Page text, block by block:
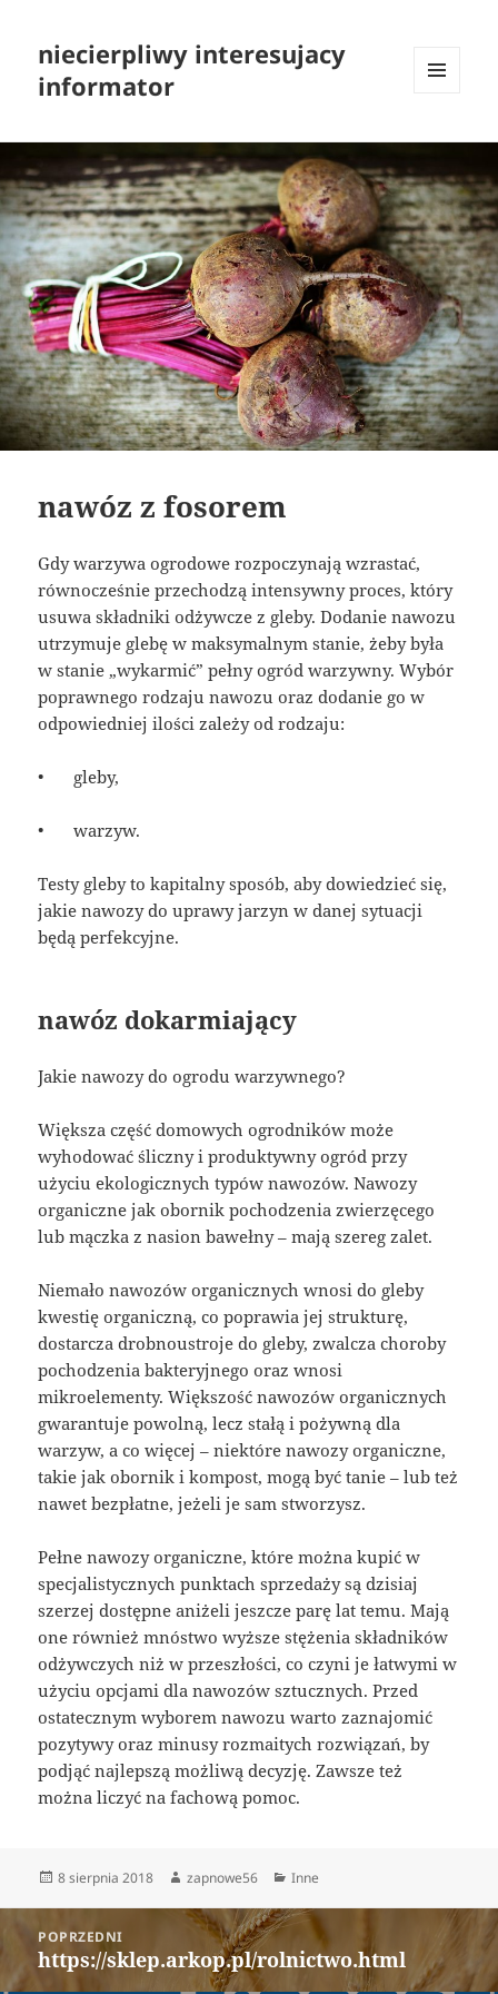
niecierpliwy interesujacy
informator
WIDGETY
nawóz z fosorem
Gdy warzywa ogrodowe rozpoczynają wzrastać,
równocześnie przechodzą intensywny proces, który
usuwa składniki odżywcze z gleby. Dodanie nawozu
utrzymuje glebę w maksymalnym stanie, żeby była
w stanie „wykarmić” pełny ogród warzywny. Wybór
poprawnego rodzaju nawozu oraz dodanie go w
odpowiedniej ilości zależy od rodzaju:
• gleby,
• warzyw.
Testy gleby to kapitalny sposób, aby dowiedzieć się,
jakie nawozy do uprawy jarzyn w danej sytuacji
będą perfekcyjne.
nawóz dokarmiający
Jakie nawozy do ogrodu warzywnego?
Większa część domowych ogrodników może
wyhodować śliczny i produktywny ogród przy
użyciu ekologicznych typów nawozów. Nawozy
organiczne jak obornik pochodzenia zwierzęcego
lub mączka z nasion bawełny – mają szereg zalet.
Niemało nawozów organicznych wnosi do gleby
kwestię organiczną, co poprawia jej strukturę,
dostarcza drobnoustroje do gleby, zwalcza choroby
pochodzenia bakteryjnego oraz wnosi
mikroelementy. Większość nawozów organicznych
gwarantuje powolną, lecz stałą i pożywną dla
warzyw, a co więcej – niektóre nawozy organiczne,
takie jak obornik i kompost, mogą być tanie – lub też
nawet bezpłatne, jeżeli je sam stworzysz.
Pełne nawozy organiczne, które można kupić w
specjalistycznych punktach sprzedaży są dzisiaj
szerzej dostępne aniżeli jeszcze parę lat temu. Mają
one również mnóstwo wyższe stężenia składników
odżywczych niż w przeszłości, co czyni je łatwymi w
użyciu opcjami dla nawozów sztucznych. Przed
ostatecznym wyborem nawozu warto zaznajomić
pozytywy oraz minusy rozmaitych rozwiązań, by
podjąć najlepszą możliwą decyzję. Zawsze też
można liczyć na fachową pomoc.
Data
8 sierpnia 2018 Autor
zapnowe56 Kategorie
Inne
wpisuPOPRZEDNI
Poprzedni
https://sklep.arkop.pl/rolnictwo.html